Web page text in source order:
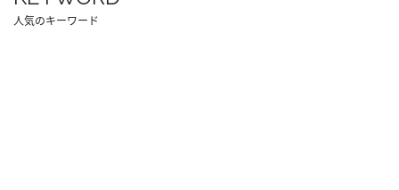
人気のキーワード